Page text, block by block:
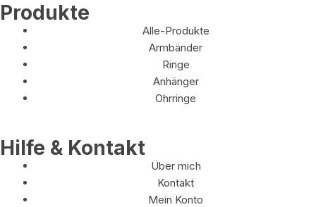
Produkte
Alle-Produkte
Armbänder
Ringe
Anhänger
Ohrringe
Hilfe & Kontakt
Über mich
Kontakt
Mein Konto